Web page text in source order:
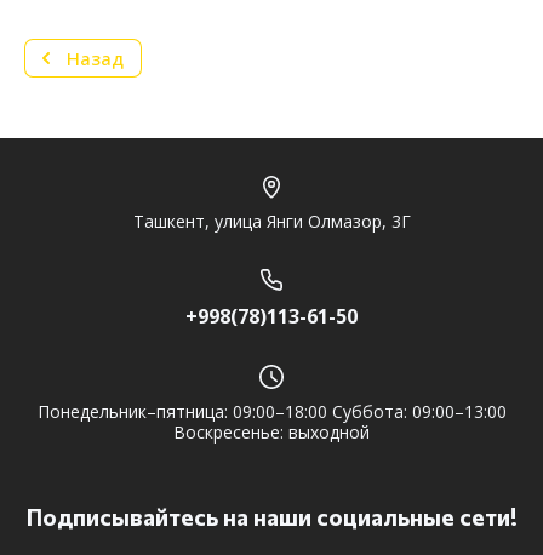
Назад
Ташкент, улица Янги Олмазор, 3Г
+998(78)113-61-50
Понедельник–пятница: 09:00–18:00 Суббота: 09:00–13:00
Воскресенье: выходной
Подписывайтесь на наши социальные сети!
Telegram